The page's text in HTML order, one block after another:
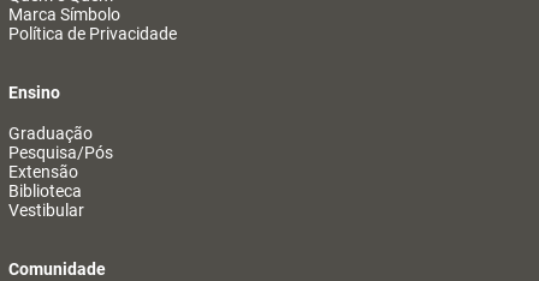
Marca Símbolo
Política de Privacidade
Ensino
Graduação
Pesquisa/Pós
Extensão
Biblioteca
Vestibular
Comunidade